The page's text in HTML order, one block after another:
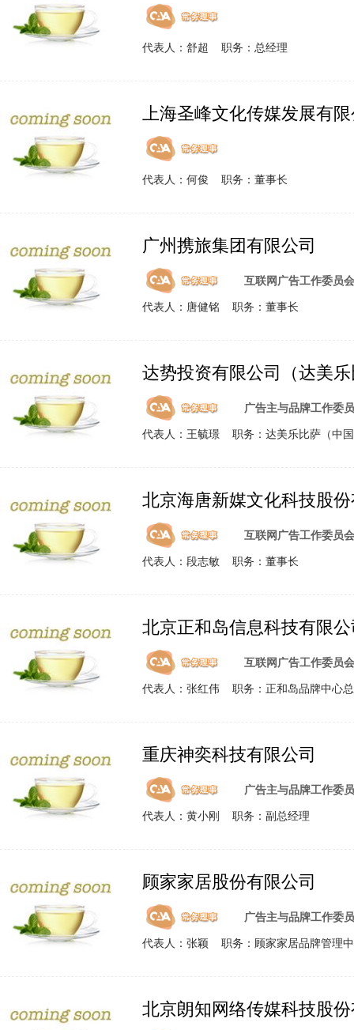
代表人：舒超 职务：总经理
上海圣峰文化传媒发展有
代表人：何俊 职务：董事长
广州携旅集团有限公司
互联网广告工作委员
代表人：唐健铭 职务：董事长
达势投资有限公司（达美
广告主与品牌工作委
代表人：王毓璟 职务：达美乐比萨（中
北京海唐新媒文化科技股
互联网广告工作委员
代表人：段志敏 职务：董事长
北京正和岛信息科技有限
互联网广告工作委员
代表人：张红伟 职务：正和岛品牌中心
重庆神奕科技有限公司
广告主与品牌工作委
代表人：黄小刚 职务：副总经理
顾家家居股份有限公司
广告主与品牌工作委
代表人：张颖 职务：顾家家居品牌管理
北京朗知网络传媒科技股